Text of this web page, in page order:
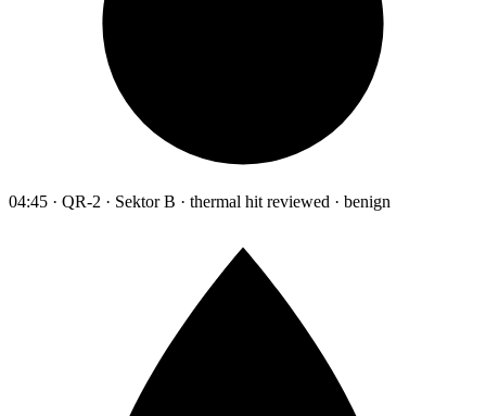
04:45 · QR-2 · Sektor B · thermal hit reviewed · benign